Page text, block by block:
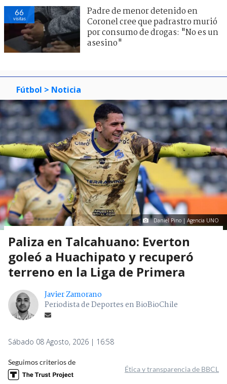
66
visitas
Padre de menor detenido en
Coronel cree que padrastro murió
por consumo de drogas: "No es un
asesino"
Fútbol > Noticia
Daniel Pino | Agencia UNO
Paliza en Talcahuano: Everton
goleó a Huachipato y recuperó
terreno en la Liga de Primera
Javier Zamorano
Periodista de Deportes en BioBioChile
Sábado 08 Agosto, 2026 | 16:58
Seguimos criterios de
Ética y transparencia de BBCL